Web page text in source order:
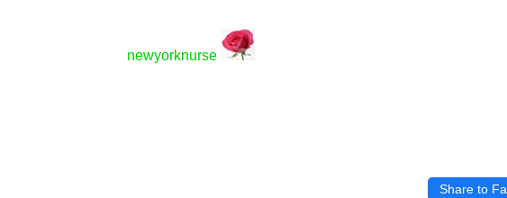
newyorknurse
Share to